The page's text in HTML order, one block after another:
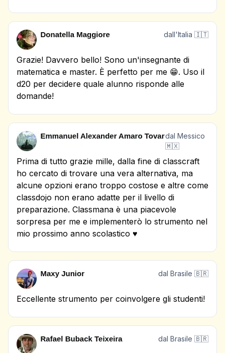
dall'Italia 🇮🇹
Grazie! Davvero bello! Sono un'insegnante di
matematica e master. È perfetto per me 😁. Uso il
d20 per decidere quale alunno risponde alle
domande!
dal Messico
🇲🇽
Prima di tutto grazie mille, dalla fine di classcraft
ho cercato di trovare una vera alternativa, ma
alcune opzioni erano troppo costose e altre come
classdojo non erano adatte per il livello di
preparazione. Classmana è una piacevole
sorpresa per me e implementerò lo strumento nel
mio prossimo anno scolastico ♥️
dal Brasile 🇧🇷
Eccellente strumento per coinvolgere gli studenti!
dal Brasile 🇧🇷